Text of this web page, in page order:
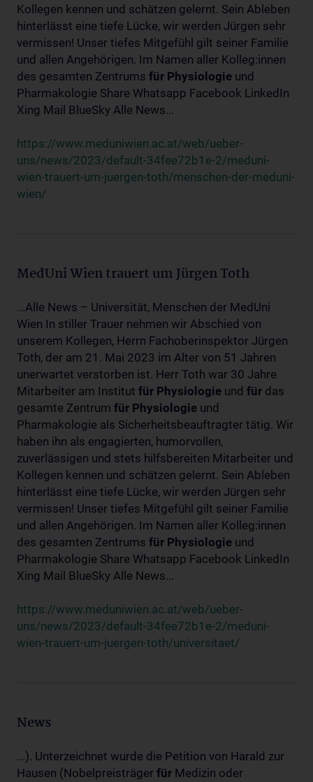
Kollegen kennen und schätzen gelernt. Sein Ableben
hinterlässt eine tiefe Lücke, wir werden Jürgen sehr
vermissen! Unser tiefes Mitgefühl gilt seiner Familie
und allen Angehörigen. Im Namen aller Kolleg:innen
des gesamten Zentrums für Physiologie und
Pharmakologie Share Whatsapp Facebook LinkedIn
Xing Mail BlueSky Alle News...
https://www.meduniwien.ac.at/web/ueber-
uns/news/2023/default-34fee72b1e-2/meduni-
wien-trauert-um-juergen-toth/menschen-der-meduni-
wien/
MedUni Wien trauert um Jürgen Toth
...Alle News – Universität, Menschen der MedUni
Wien In stiller Trauer nehmen wir Abschied von
unserem Kollegen, Herrn Fachoberinspektor Jürgen
Toth, der am 21. Mai 2023 im Alter von 51 Jahren
unerwartet verstorben ist. Herr Toth war 30 Jahre
Mitarbeiter am Institut für Physiologie und für das
gesamte Zentrum für Physiologie und
Pharmakologie als Sicherheitsbeauftragter tätig. Wir
haben ihn als engagierten, humorvollen,
zuverlässigen und stets hilfsbereiten Mitarbeiter und
Kollegen kennen und schätzen gelernt. Sein Ableben
hinterlässt eine tiefe Lücke, wir werden Jürgen sehr
vermissen! Unser tiefes Mitgefühl gilt seiner Familie
und allen Angehörigen. Im Namen aller Kolleg:innen
des gesamten Zentrums für Physiologie und
Pharmakologie Share Whatsapp Facebook LinkedIn
Xing Mail BlueSky Alle News...
https://www.meduniwien.ac.at/web/ueber-
uns/news/2023/default-34fee72b1e-2/meduni-
wien-trauert-um-juergen-toth/universitaet/
News
...). Unterzeichnet wurde die Petition von Harald zur
Hausen (Nobelpreisträger für Medizin oder